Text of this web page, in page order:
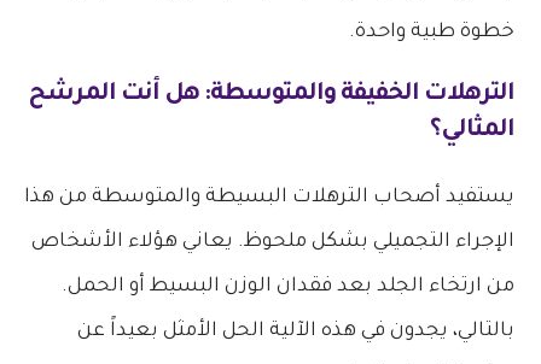
خطوة طبية واحدة.
​الترهلات الخفيفة والمتوسطة: هل أنت المرشح
المثالي؟
​يستفيد أصحاب الترهلات البسيطة والمتوسطة من هذا
الإجراء التجميلي بشكل ملحوظ. يعاني هؤلاء الأشخاص
من ارتخاء الجلد بعد فقدان الوزن البسيط أو الحمل.
بالتالي، يجدون في هذه الآلية الحل الأمثل بعيداً عن